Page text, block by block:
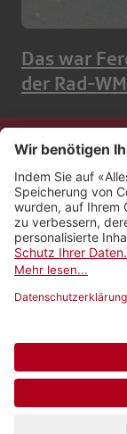
Das war
der Rad-
Kontakt
Impressum
Rechtliches
Netiquette
Newsletter